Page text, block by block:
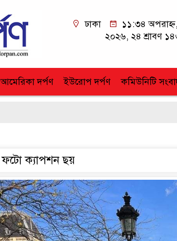
ঢাকা
১১:৩৪
২০২৬, ২৪ শ্রাবণ
আমেরিকা দর্পণ ইউরোপ দর্পণ কমিউনিটি
ফটো ক্যাপশন ছয়